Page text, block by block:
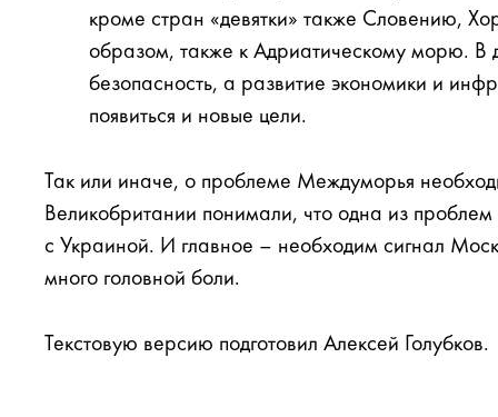
кроме стран «девятки» также Словению,
образом, также к Адриатическому морю. В
безопасность, а развитие экономики и
появиться и новые цели.
Так или иначе, о проблеме Междуморья
Великобритании понимали, что одна из
с Украиной. И главное – необходим сигнал
много головной боли.
Текстовую версию подготовил Алексей Голубков.